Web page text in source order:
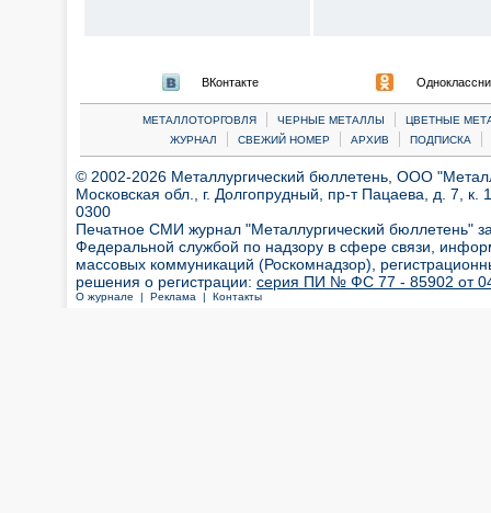
ВКонтакте
МЕТАЛЛОТОРГОВЛЯ | ЧЕРНЫЕ МЕТАЛЛЫ |
ЦВЕТНЫЕ
ЖУРНАЛ
| СВЕЖИЙ НОМЕР | АРХИВ | ПОДПИСКА |
© 2002-2026 Металлургический бюллетень, ООО
Московская обл., г. Долгопрудный, пр-т Пацаева, д. 7,
0300
Печатное СМИ журнал "Металлургический бюллетень"
Федеральной службой по надзору в сфере связи,
массовых коммуникаций (Роскомнадзор),
решения о регистрации: серия ПИ № ФС 77 - 85902 от 04
О журнале | Реклама | Контакты